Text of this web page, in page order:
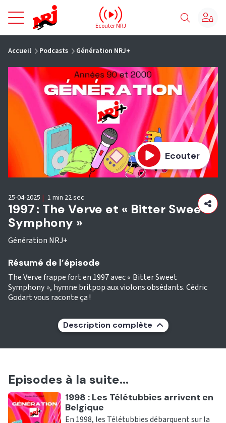
NRJ - Accueil
Ecouter NRJ
Accueil Podcasts Génération NRJ+
Ecouter
1997 : The Verve et « Bitter Sweet
Symphony »
Génération NRJ+
25-04-2025 | 1 min 22 sec
Résumé de l’épisode
The Verve frappe fort en 1997 avec « Bitter Sweet
Symphony », hymne britpop aux violons obsédants. Cédric
Godart vous raconte ça !
Description complète
Episodes à la suite...
Ecouter
1998 : Les Télétubbies arrivent en
Belgique
En 1998, les Télétubbies débarquent sur la